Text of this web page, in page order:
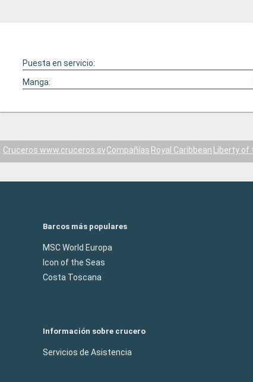
Puesta en servicio:
Manga:
Cruceros www.cruceros.svCompañías Royal Caribbean Liberty of
Barcos más populares
MSC World Europa
Icon of the Seas
Costa Toscana
Información sobre crucero
Servicios de Asistencia